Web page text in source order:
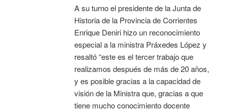
A su turno el presidente de la Junta de
Historia de la Provincia de Corrientes
Enrique Deniri hizo un reconocimiento
especial a la ministra Práxedes López y
resaltó “este es el tercer trabajo que
realizamos después de más de 20 años,
y es posible gracias a la capacidad de
visión de la Ministra que, gracias a que
tiene mucho conocimiento docente